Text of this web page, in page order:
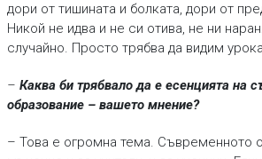
дори от тишината и болката, дори от
Никой не идва и не си отива, не ни
случайно. Просто трябва да видим
– Каква би трябвало да е есенцията на
образование – вашето мнение?
– Това е огромна тема. Съвременното